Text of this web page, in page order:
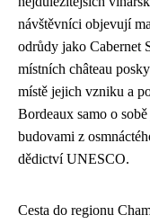
návštěvníci objevují
odrůdy jako Cabernet
místních château
místě jejich vzniku a
Bordeaux samo o
budovami z
dědictví UNESCO.
Cesta do regionu